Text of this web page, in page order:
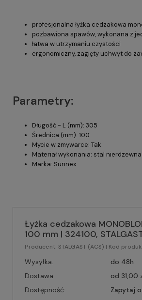
profesjonalna łyżka cedzakowa
pozbawiona spawów, wykonana z
łatwa w utrzymaniu czystości
ergonomiczny, zagięty uchwyt do
Parametry:
Długość - L (mm): 305
Średnica (mm): 100
Mycie w zmywarce: Tak
Materiał wykonania: stal nierdzewna
Marka: Sunnex
Łyżka cedzakowa
100 mm | 324100,
Producent: STALGAST (ACS) | Kod
Wysyłka:
do 48h
Dostawa:
od 31,00
Dostępność:
Zapytaj